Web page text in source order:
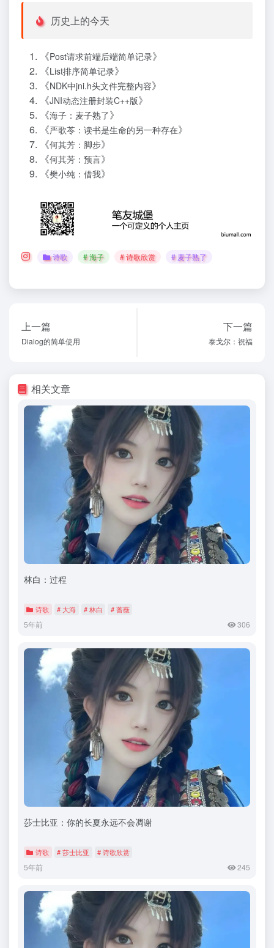
历史上的今天
《Post请求前端后端简单记录》
《List排序简单记录》
《NDK中jni.h头文件完整内容》
《JNI动态注册封装C++版》
《海子：麦子熟了》
《严歌苓：读书是生命的另一种存在》
《何其芳：脚步》
《何其芳：预言》
《樊小纯：借我》
诗歌 # 海子 # 诗歌欣赏 # 麦子熟了
上一篇
Dialog的简单使用
下一篇
泰戈尔：祝福
相关文章
林白：过程
诗歌 # 大海 # 林白 # 蔷薇
5年前 306
莎士比亚：你的长夏永远不会凋谢
诗歌 # 莎士比亚 # 诗歌欣赏
5年前 245